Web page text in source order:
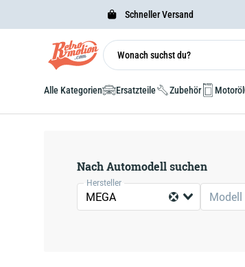
Schneller Versand
Alle Kategorien Ersatzteile Zubehör Motoröl
Nach Automodell suchen
Hersteller
MEGA Modell